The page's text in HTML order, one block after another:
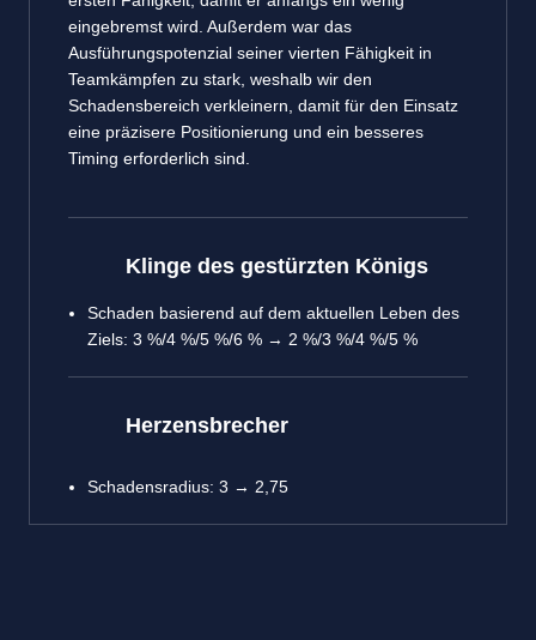
eingebremst wird. Außerdem war das
Ausführungspotenzial seiner vierten Fähigkeit in
Teamkämpfen zu stark, weshalb wir den
Schadensbereich verkleinern, damit für den Einsatz
eine präzisere Positionierung und ein besseres
Timing erforderlich sind.
Klinge des gestürzten Königs
Schaden basierend auf dem aktuellen Leben des
Ziels: 3 %/4 %/5 %/6 % → 2 %/3 %/4 %/5 %
Herzensbrecher
Schadensradius: 3 → 2,75